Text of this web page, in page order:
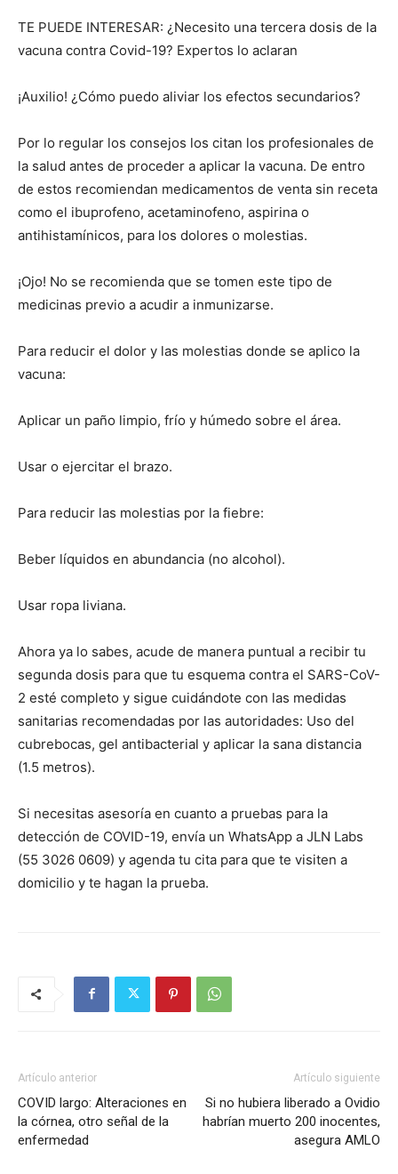
TE PUEDE INTERESAR: ¿Necesito una tercera dosis de la
vacuna contra Covid-19? Expertos lo aclaran
¡Auxilio! ¿Cómo puedo aliviar los efectos secundarios?
Por lo regular los consejos los citan los profesionales de
la salud antes de proceder a aplicar la vacuna. De entro
de estos recomiendan medicamentos de venta sin receta
como el ibuprofeno, acetaminofeno, aspirina o
antihistamínicos, para los dolores o molestias.
¡Ojo! No se recomienda que se tomen este tipo de
medicinas previo a acudir a inmunizarse.
Para reducir el dolor y las molestias donde se aplico la
vacuna:
Aplicar un paño limpio, frío y húmedo sobre el área.
Usar o ejercitar el brazo.
Para reducir las molestias por la fiebre:
Beber líquidos en abundancia (no alcohol).
Usar ropa liviana.
Ahora ya lo sabes, acude de manera puntual a recibir tu
segunda dosis para que tu esquema contra el SARS-CoV-
2 esté completo y sigue cuidándote con las medidas
sanitarias recomendadas por las autoridades: Uso del
cubrebocas, gel antibacterial y aplicar la sana distancia
(1.5 metros).
Si necesitas asesoría en cuanto a pruebas para la
detección de COVID-19, envía un WhatsApp a JLN Labs
(55 3026 0609) y agenda tu cita para que te visiten a
domicilio y te hagan la prueba.
Artículo anterior
COVID largo: Alteraciones en
la córnea, otro señal de la
enfermedad
Artículo siguiente
Si no hubiera liberado a Ovidio
habrían muerto 200 inocentes,
asegura AMLO